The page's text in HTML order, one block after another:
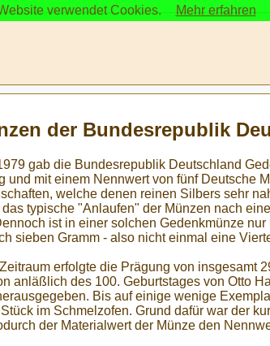
der Bundesrepublik
gab die Bundesrepublik Deutschland
und mit einem Nennwert von fünf Deutsche
welche denen reinen Silbers sehr
typische "Anlaufen" der Münzen nach
ist in einer solchen Gedenkmünze
sieben Gramm - also nicht einmal eine
erfolgte die Prägung von insgesamt
anläßlich des 100. Geburtstages von Otto
Bis auf einige wenige
im Schmelzofen. Grund dafür war der
der Materialwert der Münze den
verwendet Cookies. Mehr erfahren